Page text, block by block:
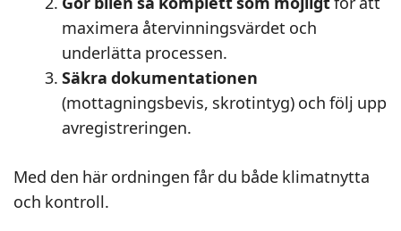
maximera återvinningsvärdet och
underlätta processen.
Säkra dokumentationen
(mottagningsbevis, skrotintyg) och följ upp
avregistreringen.
Med den här ordningen får du både klimatnytta
och kontroll.